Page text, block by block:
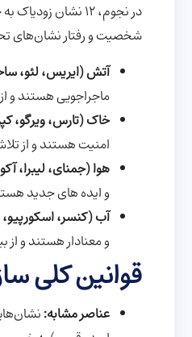
در نجوم، 12
شخصیت و رفتار نشان‌های
آتش (ایریس، لئو،
ماجراجویی هستند و
خاک (تارس، ویرگو،
امنیت هستند و از
هوا (جمنای، لیبرا،
و ایده های جدید
آب (کنسر،
و معنادار هستند و
قوانین کلی
عناصر مشابه: